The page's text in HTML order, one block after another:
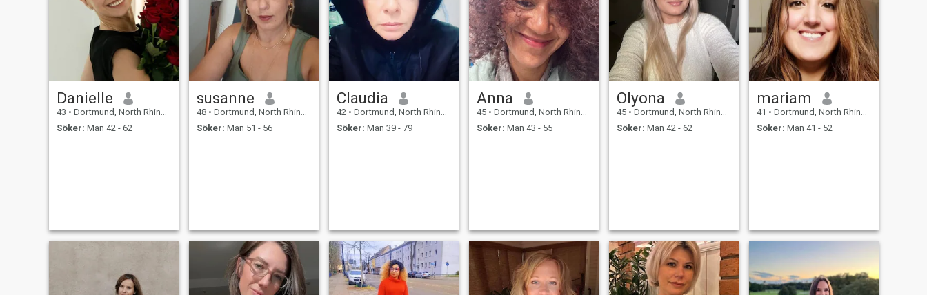
Danielle
43 • Dortmund, North Rhine-Westphalia, Tyskland
Söker: Man 42 - 62
susanne
48 • Dortmund, North Rhine-Westphalia, Tyskland
Söker: Man 51 - 56
Claudia
42 • Dortmund, North Rhine-Westphalia, Tyskland
Söker: Man 39 - 79
Anna
45 • Dortmund, North Rhine-Westphalia, Tyskland
Söker: Man 43 - 55
Olyona
45 • Dortmund, North Rhine-Westphalia, Tyskland
Söker: Man 42 - 62
mariam
41 • Dortmund, North Rhine-Westphalia, Tyskland
Söker: Man 41 - 52